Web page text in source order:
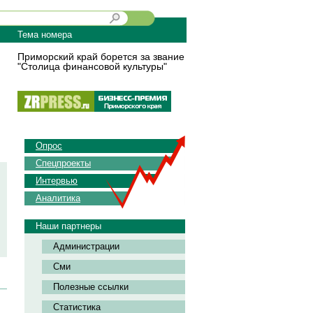
Тема номера
Приморский край борется за звание
"Столица финансовой культуры"
Опрос
Спецпроекты
Интервью
Аналитика
Наши партнеры
Администрации
Сми
Полезные ссылки
Статистика